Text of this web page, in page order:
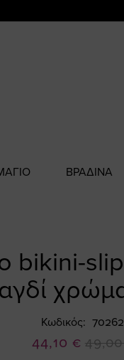
ΒΡΑΔΙΝΑ
bikini-
Κωδικός
Ειδική
44,10 €